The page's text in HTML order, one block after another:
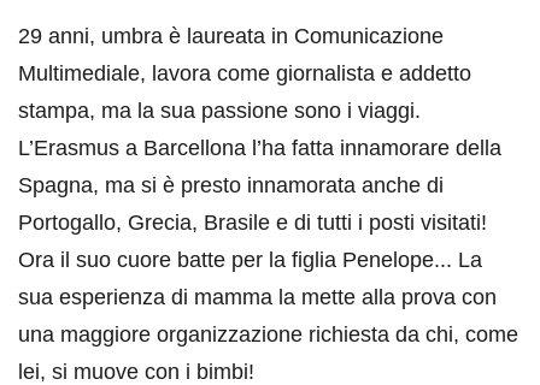
29 anni, umbra è laureata in Comunicazione
Multimediale, lavora come giornalista e addetto
stampa, ma la sua passione sono i viaggi.
L’Erasmus a Barcellona l’ha fatta innamorare della
Spagna, ma si è presto innamorata anche di
Portogallo, Grecia, Brasile e di tutti i posti visitati!
Ora il suo cuore batte per la figlia Penelope... La
sua esperienza di mamma la mette alla prova con
una maggiore organizzazione richiesta da chi, come
lei, si muove con i bimbi!